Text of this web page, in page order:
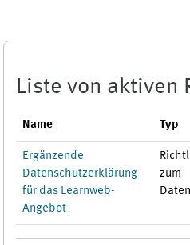
Liste von aktiven
Name Typ
Ergänzende
Datenschutzerklärung
für das Learnweb-
Angebot
zum